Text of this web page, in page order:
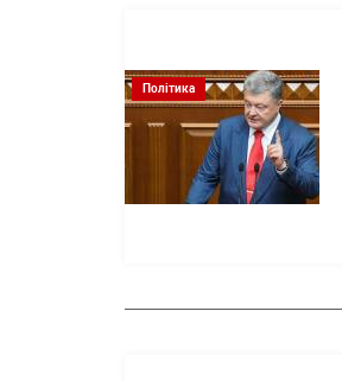
Політика